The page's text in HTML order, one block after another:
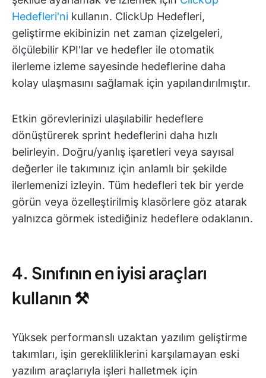
Hedefleri'ni kullanın. ClickUp Hedefleri,
geliştirme ekibinizin net zaman çizelgeleri,
ölçülebilir KPI'lar ve hedefler ile otomatik
ilerleme izleme sayesinde hedeflerine daha
kolay ulaşmasını sağlamak için yapılandırılmıştır.
Etkin görevlerinizi ulaşılabilir hedeflere
dönüştürerek sprint hedeflerini daha hızlı
belirleyin. Doğru/yanlış işaretleri veya sayısal
değerler ile takımınız için anlamlı bir şekilde
ilerlemenizi izleyin. Tüm hedefleri tek bir yerde
görün veya özelleştirilmiş klasörlere göz atarak
yalnızca görmek istediğiniz hedeflere odaklanın.
4. Sınıfının en iyisi araçları
kullanın ⚒️
Yüksek performanslı uzaktan yazılım geliştirme
takımları, işin gerekliliklerini karşılamayan eski
yazılım araçlarıyla işleri halletmek için